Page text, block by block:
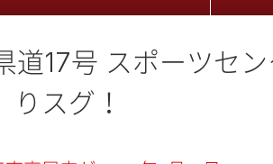
17号 スポーツセ
りスグ！